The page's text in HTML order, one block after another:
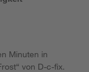
Minuten in
von D-c-fix.